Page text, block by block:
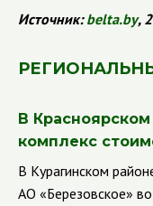
Источник:belta.by,
В
комплекс
В Курагинском
АО «Березовское»